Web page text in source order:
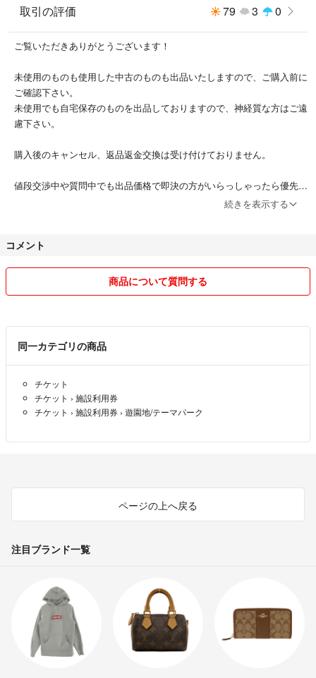
取引の評価 79 3 0
ご覧いただきありがとうございます！
未使用のものも使用した中古のものも出品いたしますので、ご購入前に
ご確認下さい。
未使用でも自宅保存のものを出品しておりますので、神経質な方はご遠
慮下さい。
購入後のキャンセル、返品返金交換は受け付けておりません。
値段交渉中や質問中でも出品価格で即決の方がいらっしゃったら優先的
のもあります。
簡易包装・リユース梱包となることもあります。
送料込みで普通郵便やらくらく便を想定しています。出品物により異な
ります。
それ以外の発送をご希望される方はプラス料金で承れる場合があります
配送中の破損事故や不着等の保証はできかねますので、ご理解下さい。
当方、禁煙ペットなしです。
続きを表示する
コメント
商品について質問する
同一カテゴリの商品
チケット
チケット › 施設利用券
チケット › 施設利用券 › 遊園地/テーマパーク
ページの上へ戻る
注目ブランド一覧